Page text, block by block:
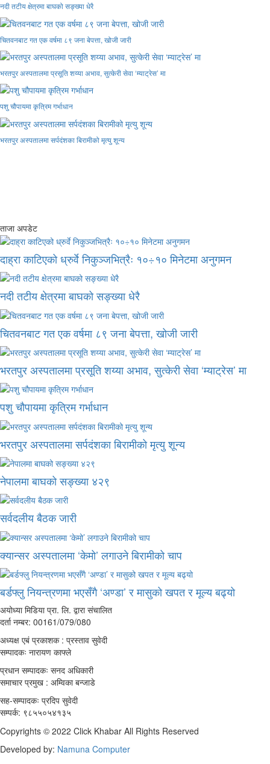
नदी तटीय क्षेत्रमा बाघको सङ्ख्या धेरै
चितवनबाट गत एक वर्षमा ८९ जना बेपत्ता, खोजी जारी
भरतपुर अस्पतालमा प्रसूति शय्या अभाव, सुत्केरी सेवा ‘म्याट्रेस’ मा
पशु चौपायमा कृत्रिम गर्भाधान
भरतपुर अस्पतालमा सर्पदंशका बिरामीको मृत्यु शून्य
ताजा अपडेट
दाह्रा काटिएको ध्रुर्वे निकुञ्जभित्रैः १०÷१० मिनेटमा अनुगमन
नदी तटीय क्षेत्रमा बाघको सङ्ख्या धेरै
चितवनबाट गत एक वर्षमा ८९ जना बेपत्ता, खोजी जारी
भरतपुर अस्पतालमा प्रसूति शय्या अभाव, सुत्केरी सेवा ‘म्याट्रेस’ मा
पशु चौपायमा कृत्रिम गर्भाधान
भरतपुर अस्पतालमा सर्पदंशका बिरामीको मृत्यु शून्य
नेपालमा बाघको सङ्ख्या ४२९
सर्वदलीय बैठक जारी
क्यान्सर अस्पतालमा ‘केमो’ लगाउने बिरामीको चाप
बर्डफ्लु नियन्त्रणमा भएसँगै ‘अण्डा’ र मासुको खपत र मूल्य बढ्यो
अयोध्या मिडिया प्रा. लि. द्वारा संचालित
दर्ता नम्बर: 00161/079/080
अध्यक्ष एबं प्रकाशक : प्रस्ताव सुवेदी
सम्पादकः नारायण काफ्ले
प्रधान सम्पादकः सनद अधिकारी
समाचार प्रमुख : अम्विका बन्जाडे
सह-सम्पादकः प्रदिप सुवेदी
सम्पर्क: ९८५५०५४१३५
Copyrights © 2022 Click Khabar All Rights Reserved
Developed by: Namuna Computer